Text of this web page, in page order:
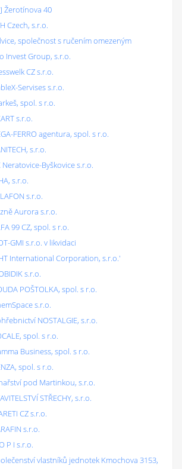
Žerotínova 40
Czech, s.r.o.
společnost s ručením omezeným
Invest Group, s.r.o.
CZ s.r.o.
Servises s.r.o.
spol. s r.o.
s.r.o.
FERRO agentura, spol. s r.o.
s.r.o.
Neratovice-Byškovice s.r.o.
s.r.o.
s.r.o.
Aurora s.r.o.
99 CZ, spol. s r.o.
GMI s.r.o. v likvidaci
International Corporation, s.r.o.'
s.r.o.
POŠTOLKA, spol. s r.o.
s.r.o.
NOSTALGIE, s.r.o.
spol. s r.o.
Business, spol. s r.o.
spol. s r.o.
pod Martinkou, s.r.o.
STŘECHY, s.r.o.
CZ s.r.o.
s.r.o.
P I s.r.o.
vlastníků jednotek Kmochova 3153,